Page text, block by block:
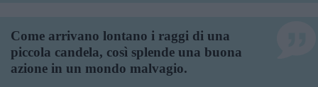
Come arrivano lontano i raggi di una
piccola candela, così splende una buona
azione in un mondo malvagio.